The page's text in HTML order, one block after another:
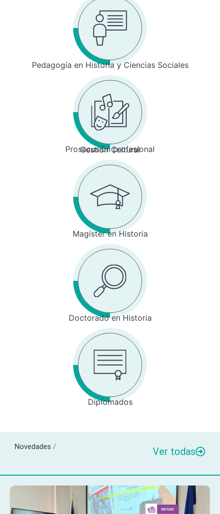
Pedagogía en Historia y Ciencias Sociales
Prosecusión profesional
Gestión Cultural
Magíster en Historia
Doctorado en Historia
Diplomados
Novedades / Ver todas